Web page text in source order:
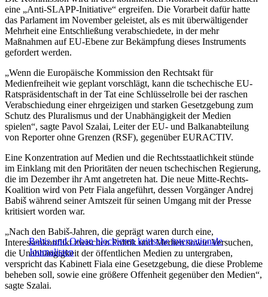
eine „Anti-SLAPP-Initiative“ ergreifen. Die Vorarbeit dafür hatte
das Parlament im November geleistet, als es mit überwältigender
Mehrheit eine Entschließung verabschiedete, in der mehr
Maßnahmen auf EU-Ebene zur Bekämpfung dieses Instruments
gefordert werden.
„Wenn die Europäische Kommission den Rechtsakt für
Medienfreiheit wie geplant vorschlägt, kann die tschechische EU-
Ratspräsidentschaft in der Tat eine Schlüsselrolle bei der raschen
Verabschiedung einer ehrgeizigen und starken Gesetzgebung zum
Schutz des Pluralismus und der Unabhängigkeit der Medien
spielen“, sagte Pavol Szalai, Leiter der EU- und Balkanabteilung
von Reporter ohne Grenzen (RSF), gegenüber EURACTIV.
Eine Konzentration auf Medien und die Rechtsstaatlichkeit stünde
im Einklang mit den Prioritäten der neuen tschechischen Regierung,
die im Dezember ihr Amt angetreten hat. Die neue Mitte-Rechts-
Koalition wird von Petr Fiala angeführt, dessen Vorgänger Andrej
Babiš während seiner Amtszeit für seinen Umgang mit der Presse
kritisiert worden war.
Babis und Orban blockieren kritische internationale
Journalisten
„Nach den Babiš-Jahren, die geprägt waren durch eine,
Interessenkonflikt zwischen Politik und Medien sowie Versuchen,
die Unabhängigkeit der öffentlichen Medien zu untergraben,
verspricht das Kabinett Fiala eine Gesetzgebung, die diese Probleme
beheben soll, sowie eine größere Offenheit gegenüber den Medien“,
sagte Szalai.